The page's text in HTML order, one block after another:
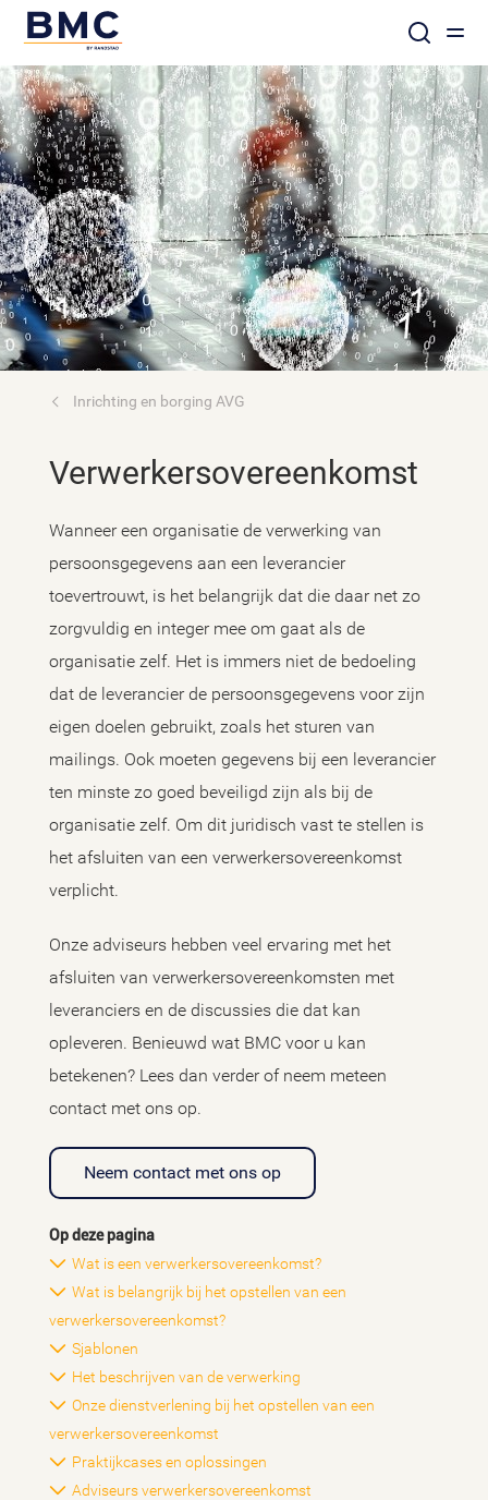
Inrichting en borging AVG
Verwerkersovereenkomst
Wanneer een organisatie de verwerking van
persoonsgegevens aan een leverancier
toevertrouwt, is het belangrijk dat die daar net zo
zorgvuldig en integer mee om gaat als de
organisatie zelf. Het is immers niet de bedoeling
dat de leverancier de persoonsgegevens voor zijn
eigen doelen gebruikt, zoals het sturen van
mailings. Ook moeten gegevens bij een leverancier
ten minste zo goed beveiligd zijn als bij de
organisatie zelf. Om dit juridisch vast te stellen is
het afsluiten van een verwerkersovereenkomst
verplicht.
Onze adviseurs hebben veel ervaring met het
afsluiten van verwerkersovereenkomsten met
leveranciers en de discussies die dat kan
opleveren. Benieuwd wat BMC voor u kan
betekenen? Lees dan verder of neem meteen
contact met ons op.
Neem contact met ons op
Op deze pagina
Wat is een verwerkersovereenkomst?
Wat is belangrijk bij het opstellen van een
verwerkersovereenkomst?
Sjablonen
Het beschrijven van de verwerking
Onze dienstverlening bij het opstellen van een
verwerkersovereenkomst
Praktijkcases en oplossingen
Adviseurs verwerkersovereenkomst